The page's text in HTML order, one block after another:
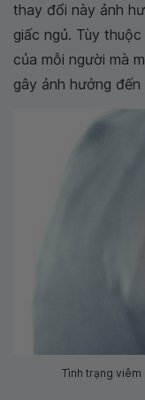
thay đổi này ảnh
giấc ngủ. Tùy
của mỗi người mà
gây ảnh hưởng
Tình trạng viêm